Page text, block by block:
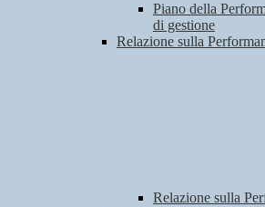
Piano della
di gestione
Relazione sulla
Relazione sulla